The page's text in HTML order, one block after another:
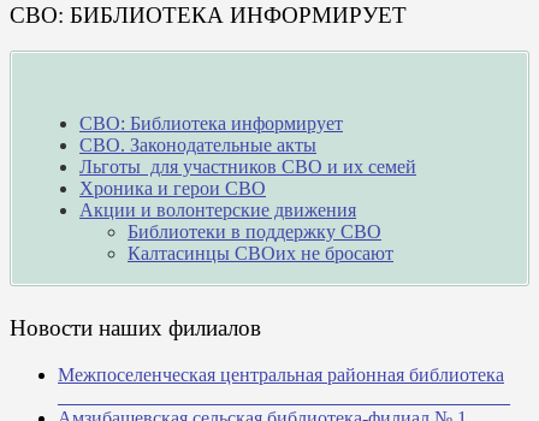
СВО: БИБЛИОТЕКА ИНФОРМИРУЕТ
СВО: Библиотека информирует
СВО. Законодательные акты
Льготы для участников СВО и их семей
Хроника и герои СВО
Акции и волонтерские движения
Библиотеки в поддержку СВО
Калтасинцы СВОих не бросают
Новости наших филиалов
Межпоселенческая центральная районная библиотека